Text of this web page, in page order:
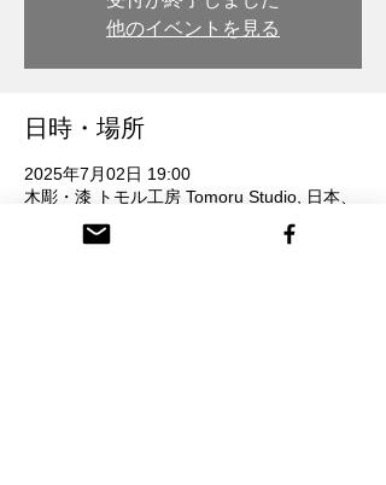
他のイベントを見る
日時・場所
2025年7月02日 19:00
木彫・漆 トモル工房 Tomoru Studio, 日本、
〒932-0217 富山県南砺市本町３丁目 26番